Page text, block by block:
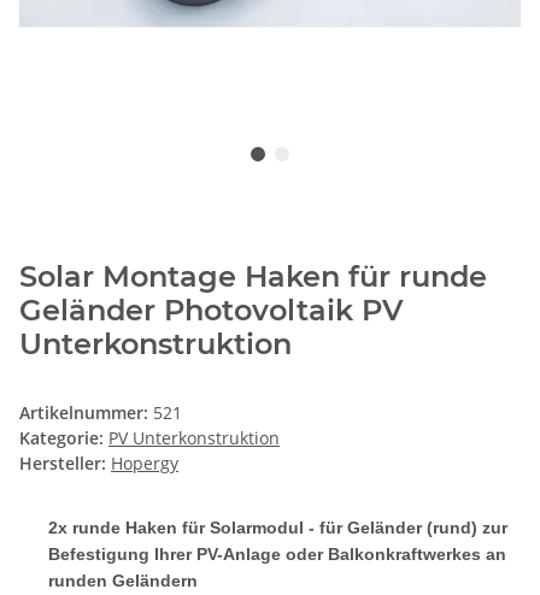
Solar Montage Haken für runde
Geländer Photovoltaik PV
Unterkonstruktion
Artikelnummer: 521
Kategorie: PV Unterkonstruktion
Hersteller: Hopergy
2x runde Haken für Solarmodul - für Geländer (rund) zur
Befestigung Ihrer PV-Anlage oder Balkonkraftwerkes an
runden Geländern